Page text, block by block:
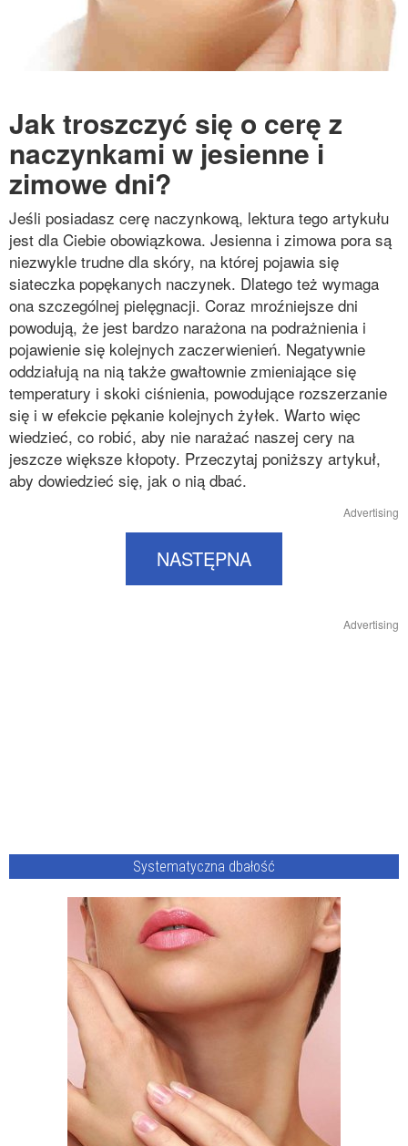
Jak troszczyć się o cerę z
naczynkami w jesienne i
zimowe dni?
Jeśli posiadasz cerę naczynkową, lektura tego artykułu
jest dla Ciebie obowiązkowa. Jesienna i zimowa pora są
niezwykle trudne dla skóry, na której pojawia się
siateczka popękanych naczynek. Dlatego też wymaga
ona szczególnej pielęgnacji. Coraz mroźniejsze dni
powodują, że jest bardzo narażona na podrażnienia i
pojawienie się kolejnych zaczerwienień. Negatywnie
oddziałują na nią także gwałtownie zmieniające się
temperatury i skoki ciśnienia, powodujące rozszerzanie
się i w efekcie pękanie kolejnych żyłek. Warto więc
wiedzieć, co robić, aby nie narażać naszej cery na
jeszcze większe kłopoty. Przeczytaj poniższy artykuł,
aby dowiedzieć się, jak o nią dbać.
Advertising
NASTĘPNA
Advertising
Systematyczna dbałość